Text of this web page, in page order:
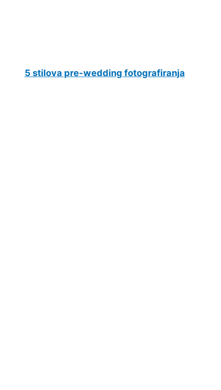
5 stilova pre-wedding fotografiranja